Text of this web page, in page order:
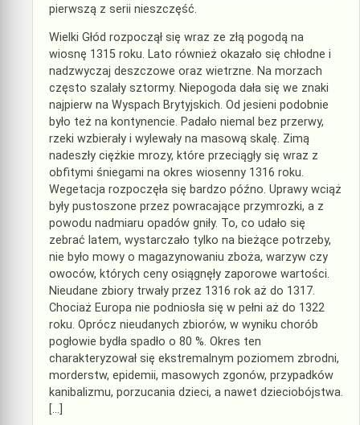
pierwszą z serii nieszczęść.
Wielki Głód rozpoczął się wraz ze złą pogodą na
wiosnę 1315 roku. Lato również okazało się chłodne i
nadzwyczaj deszczowe oraz wietrzne. Na morzach
często szalały sztormy. Niepogoda dała się we znaki
najpierw na Wyspach Brytyjskich. Od jesieni podobnie
było też na kontynencie. Padało niemal bez przerwy,
rzeki wzbierały i wylewały na masową skalę. Zimą
nadeszły ciężkie mrozy, które przeciągły się wraz z
obfitymi śniegami na okres wiosenny 1316 roku.
Wegetacja rozpoczęła się bardzo późno. Uprawy wciąż
były pustoszone przez powracające przymrozki, a z
powodu nadmiaru opadów gniły. To, co udało się
zebrać latem, wystarczało tylko na bieżące potrzeby,
nie było mowy o magazynowaniu zboża, warzyw czy
owoców, których ceny osiągnęły zaporowe wartości.
Nieudane zbiory trwały przez 1316 rok aż do 1317.
Chociaż Europa nie podniosła się w pełni aż do 1322
roku. Oprócz nieudanych zbiorów, w wyniku chorób
pogłowie bydła spadło o 80 %. Okres ten
charakteryzował się ekstremalnym poziomem zbrodni,
morderstw, epidemii, masowych zgonów, przypadków
kanibalizmu, porzucania dzieci, a nawet dzieciobójstwa.
[…]